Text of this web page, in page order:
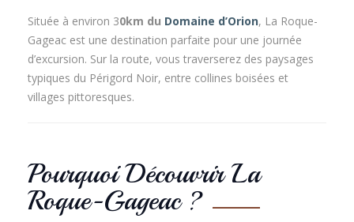
Située à environ 30km du Domaine d’Orion, La Roque-
Gageac est une destination parfaite pour une journée
d’excursion. Sur la route, vous traverserez des paysages
typiques du Périgord Noir, entre collines boisées et
villages pittoresques.
Pourquoi Découvrir La
Roque-Gageac ?